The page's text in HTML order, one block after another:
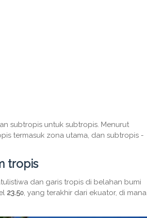
subtropis untuk subtropis. Menurut
termasuk zona utama, dan subtropis -
tropis
dan garis tropis di belahan bumi
23.50, yang terakhir dari ekuator, di mana